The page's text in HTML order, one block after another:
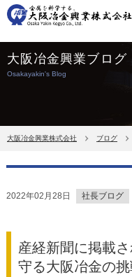
大阪冶金興業ブログ
Osakayakin's Blog
大阪冶金興業株式会社 ブログ
2022年02月28日 社長ブログ
産経新聞に掲載
守る大阪冶金の